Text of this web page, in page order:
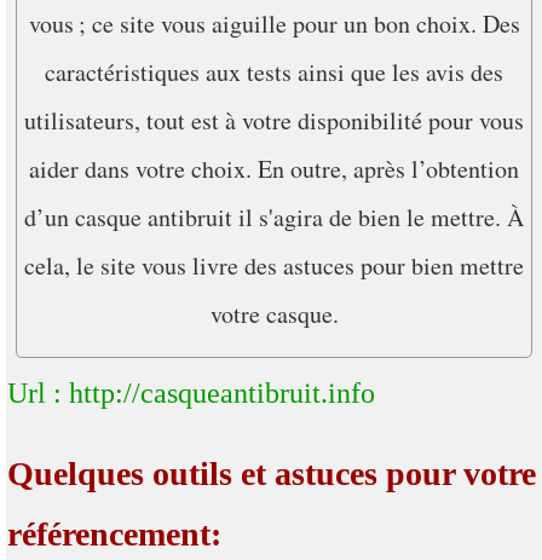
vous ; ce site vous aiguille pour un bon choix. Des
caractéristiques aux tests ainsi que les avis des
utilisateurs, tout est à votre disponibilité pour vous
aider dans votre choix. En outre, après l’obtention
d’un casque antibruit il s'agira de bien le mettre. À
cela, le site vous livre des astuces pour bien mettre
votre casque.
Url : http://casqueantibruit.info
Quelques outils et astuces pour votre
référencement: